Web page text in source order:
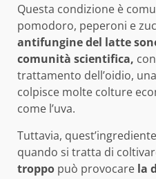
Questa condizione è
pomodoro, peperoni e
antifungine del latte
comunità scientifica,
trattamento dell’oidio,
colpisce molte colture
come l’uva.
Tuttavia,
quando si tratta di
troppo può provocare la